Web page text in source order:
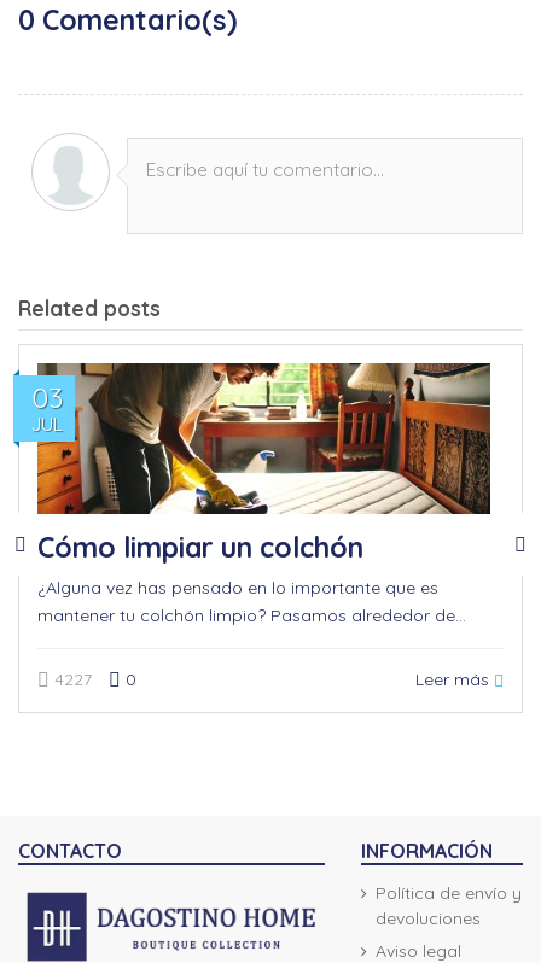
0 Comentario(s)
Escribe aquí tu comentario...
Related posts
03
JUL
Cómo limpiar un colchón
¿Alguna vez has pensado en lo importante que es
mantener tu colchón limpio? Pasamos alrededor de...
4227 0 Leer más
CONTACTO INFORMACIÓN
Política de envío y
devoluciones
Aviso legal